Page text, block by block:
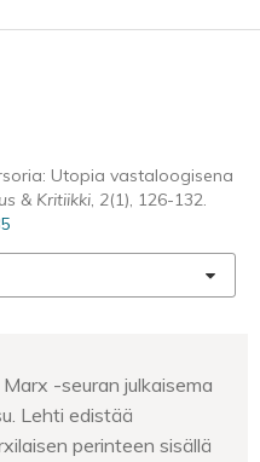
Utopia vastaloogisena
& Kritiikki, 2(1), 126-132.
-seuran julkaisema
Lehti edistää
perinteen sisällä